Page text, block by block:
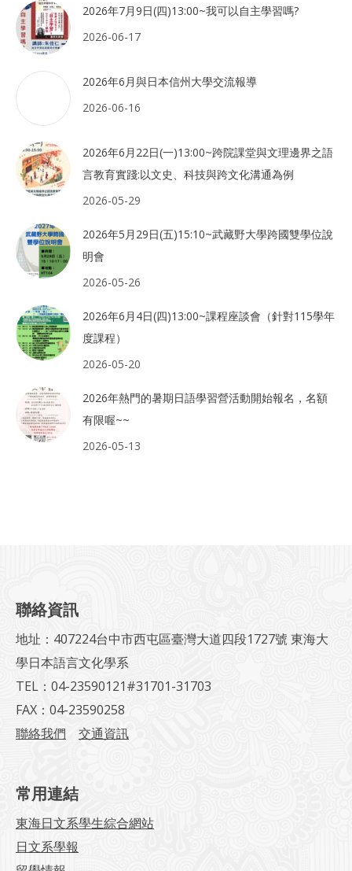
2026年7月9日(四)13:00~我可以自主學習嗎?
2026-06-17
2026年6月與日本信州大學交流報導
2026-06-16
2026年6月22日(一)13:00~跨院課堂與文理邊界之語
言教育實踐:以文史、科技與跨文化溝通為例
2026-05-29
2026年5月29日(五)15:10~武藏野大學跨國雙學位說
明會
2026-05-26
2026年6月4日(四)13:00~課程座談會（針對115學年
度課程）
2026-05-20
2026年熱門的暑期日語學習營活動開始報名，名額
有限喔~~
2026-05-13
聯絡資訊
地址：407224台中市西屯區臺灣大道四段1727號 東海大
學日本語言文化學系
TEL：04-23590121#31701-31703
FAX：04-23590258
聯絡我們
交通資訊
常用連結
東海日文系學生綜合網站
日文系學報